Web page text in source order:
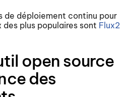
de déploiement continu pour
plus populaires sont Flux2
open source
des